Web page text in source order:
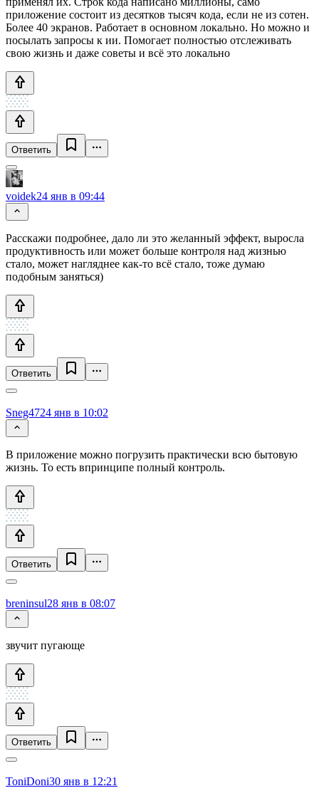
приложение состоит из десятков тысяч кода, если не из сотен.
Более 40 экранов. Работает в основном локально. Но можно и
посылать запросы к ии. Помогает полностью отслеживать
свою жизнь и даже советы и всë это локально
Ответить
voidek24 янв в 09:44
Расскажи подробнее, дало ли это желанный эффект, выросла
продуктивность или может больше контроля над жизнью
стало, может нагляднее как-то всё стало, тоже думаю
подобным заняться)
Ответить
Sneg4724 янв в 10:02
В приложение можно погрузить практически всю бытовую
жизнь. То есть впринципе полный контроль.
Ответить
breninsul28 янв в 08:07
звучит пугающе
Ответить
ToniDoni30 янв в 12:21